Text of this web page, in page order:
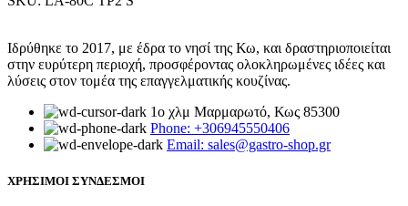
Ιδρύθηκε το 2017, με έδρα το νησί της Κω, και δραστηριοποιείται
στην ευρύτερη περιοχή, προσφέροντας ολοκληρωμένες ιδέες και
λύσεις στον τομέα της επαγγελματικής κουζίνας.
1ο χλμ Μαρμαρωτό, Κως 85300
Phone: +306945550406
Email: sales@gastro-shop.gr
ΧΡΗΣΙΜΟΙ ΣΥΝΔΕΣΜΟΙ